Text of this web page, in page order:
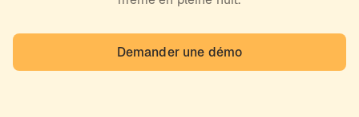
Demander une démo